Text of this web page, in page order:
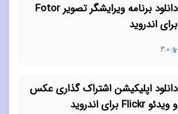
دانلود برنامه ویرایشگر تصویر Fotor
برای اندروید
3.0
دانلود اپلیکیشن اشتراک گذاری عکس
و ویدئو Flickr برای اندروید